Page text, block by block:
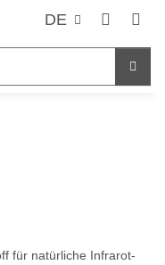
DE
für natürliche Infrarot-